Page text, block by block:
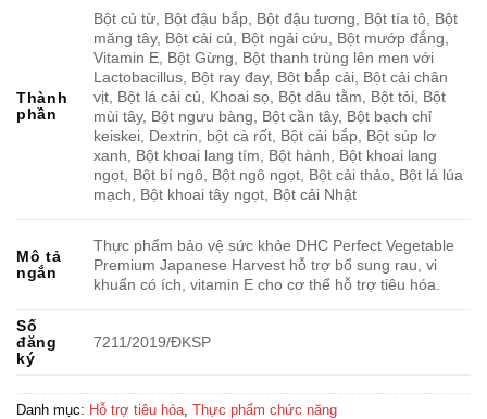
Thành
phần
Bột củ từ, Bột đậu bắp, Bột đậu tương, Bột tía tô, Bột
măng tây, Bột cải củ, Bột ngải cứu, Bột mướp đắng,
Vitamin E, Bột Gừng, Bột thanh trùng lên men với
Lactobacillus, Bột ray đay, Bột bắp cải, Bột cải chân
vịt, Bột lá cải củ, Khoai sọ, Bột dâu tằm, Bột tỏi, Bột
mùi tây, Bột ngưu bàng, Bột cần tây, Bột bạch chỉ
keiskei, Dextrin, bột cà rốt, Bột cải bắp, Bột súp lơ
xanh, Bột khoai lang tím, Bột hành, Bột khoai lang
ngọt, Bột bí ngô, Bột ngô ngọt, Bột cải thảo, Bột lá lúa
mạch, Bột khoai tây ngọt, Bột cải Nhật
Mô tả
ngắn
Thực phẩm bảo vệ sức khỏe DHC Perfect Vegetable
Premium Japanese Harvest hỗ trợ bổ sung rau, vi
khuẩn có ích, vitamin E cho cơ thể hỗ trợ tiêu hóa.
Số
đăng
ký
7211/2019/ĐKSP
Danh mục: Hỗ trợ tiêu hóa Thực phẩm chức năng